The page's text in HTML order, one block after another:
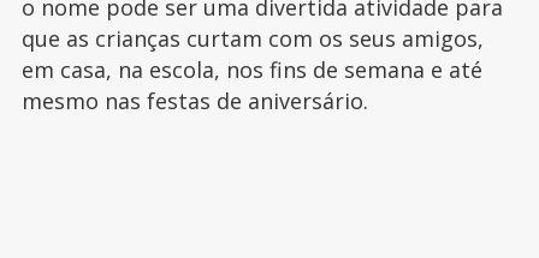
o nome pode ser uma divertida atividade para
que as crianças curtam com os seus amigos,
em casa, na escola, nos fins de semana e até
mesmo nas festas de aniversário.